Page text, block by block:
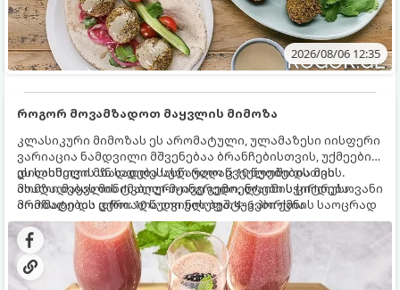
2026/08/06 12:35
როგორ მოვამზადოთ მაყვლის მიმოზა
კლასიკური მიმოზას ეს არომატული, ულამაზესი იისფერი
ვარიაცია ნამდვილი მშვენებაა ბრანჩებისთვის, უქმეების
დილისთვის ან სადღესასწაულო წვეულებებისთვის.
ახალი მაყვლის ტკბილ-მჟავე გემო, ლაიმის ციტრუსოვანი
არომატი და ცქრიალა ღვინის ბუშტუკები ქმნის საოცრად
დახვეწილ და მაგრილებელ კოქტეილს.
ეს სასმელი მზადდება სულ რაღაც 10 წუთში და მის
მომზადებას მინიმალური ინგრედიენტები სჭირდება.
მომზადების დრო: 10 წუთი ულუფა: 4–6 პორცია